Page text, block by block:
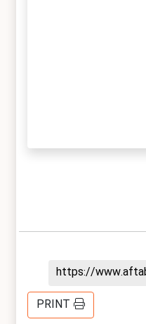
https://
PRINT